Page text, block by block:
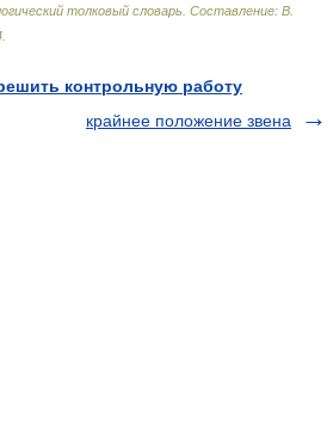
толковый словарь Составление: В.
контрольную работу
крайнее положение звена